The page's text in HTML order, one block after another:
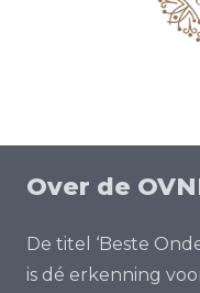
Over de
De titel ‘Beste
is dé erkenning